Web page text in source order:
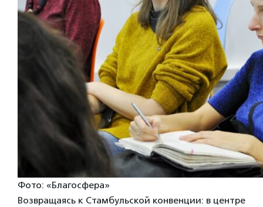
Фото: «Благосфера»
Возвращаясь к Стамбульской конвенции: в центре